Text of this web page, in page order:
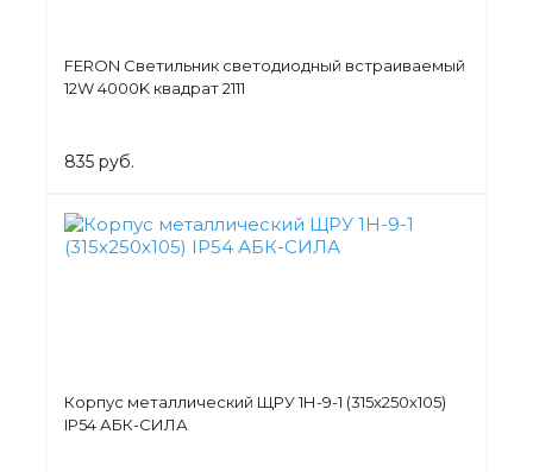
FERON Светильник светодиодный встраиваемый
12W 4000K квадрат 2111
835 руб.
Корпус металлический ЩРУ 1Н-9-1 (315х250х105)
IP54 АБК-СИЛА